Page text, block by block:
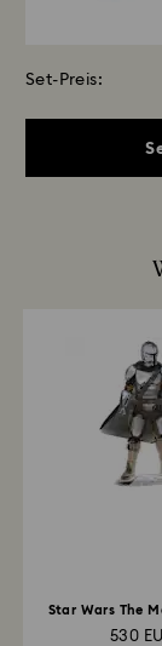
Set-Preis:
Star Wars The
530